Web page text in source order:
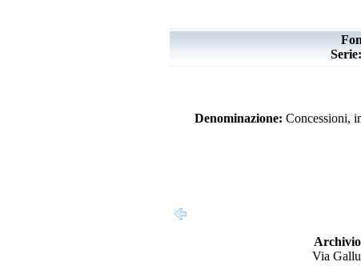
Serie:
Denominazione: Concessioni,
Via